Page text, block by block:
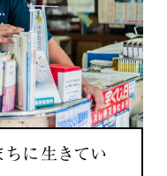
ちに生きてい